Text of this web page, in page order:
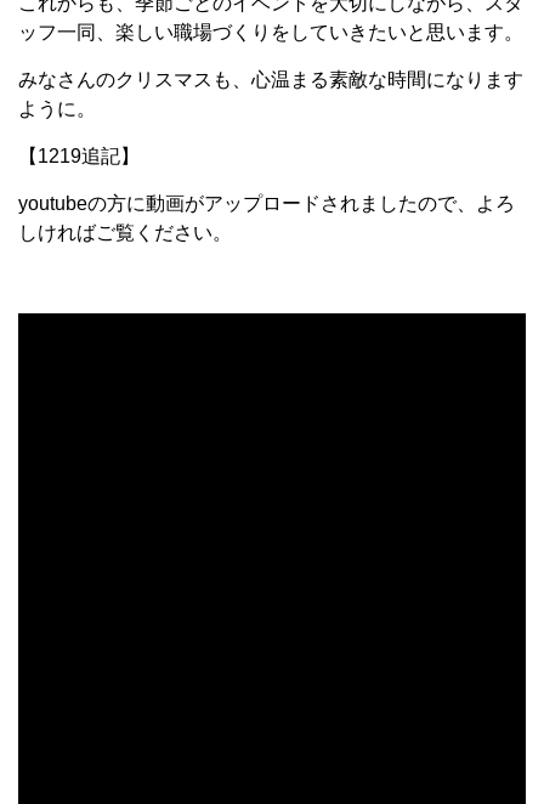
ッフ一同、楽しい職場づくりをしていきたいと思います。
みなさんのクリスマスも、心温まる素敵な時間になります
ように。
【1219追記】
youtubeの方に動画がアップロードされましたので、よろ
しければご覧ください。